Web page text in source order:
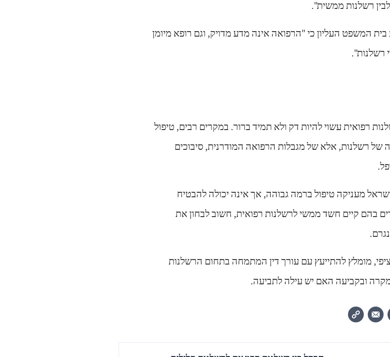
רשלנות ממשית".
אחר (ע"א 323/89), קבע בית המשפט העליון כי "הרפואה אינה מדע מדויק, וגם רופא מיומן
רשלנות".
רפואית עשוי להיות דק ולא תמיד ברור. במקרים רבים, טיפול
של רשלנות, אלא של מגבלות הרפואה המודרנית, סיבוכים
מעניקה טיפול ברמה גבוהה, אך אינה יכולה להבטיח
בהם קיים חשד ממשי לרשלנות רפואית, חשוב לבחון את
מומלץ להתייעץ עם עורך דין המתמחה בתחום הרשלנות
ובקביעה האם יש עילה לתביעה.